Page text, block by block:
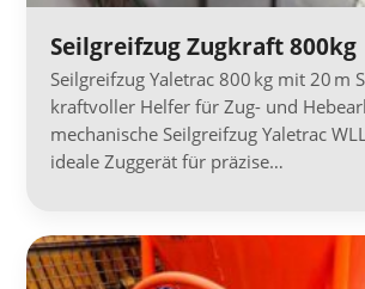
Seilgreifzug Zugkraft 800kg
Seilgreifzug Yaletrac 800 kg mit 20 m
kraftvoller Helfer für Zug- und
mechanische Seilgreifzug Yaletrac
ideale Zuggerät für präzise…